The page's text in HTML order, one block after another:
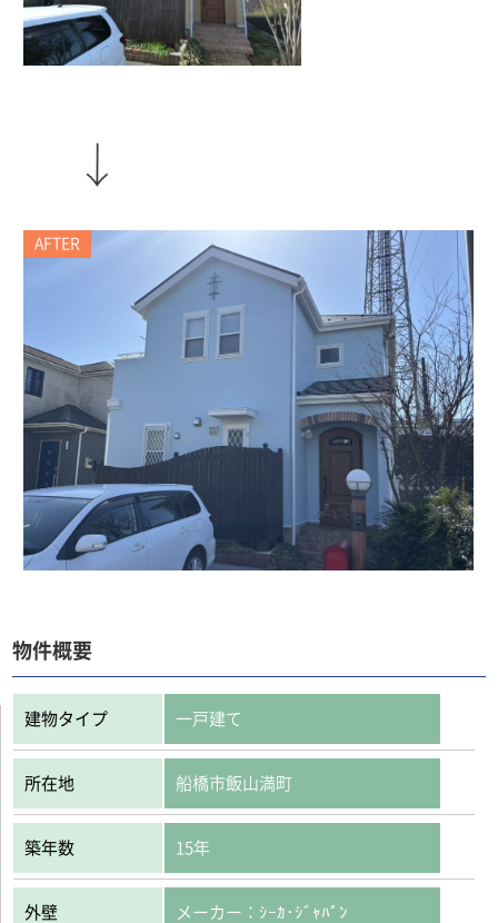
AFTER
物件概要
建物タイプ 一戸建て
所在地 船橋市飯山満町
築年数 15年
外壁
メーカー：ｼｰｶ･ｼﾞｬﾊﾟﾝ